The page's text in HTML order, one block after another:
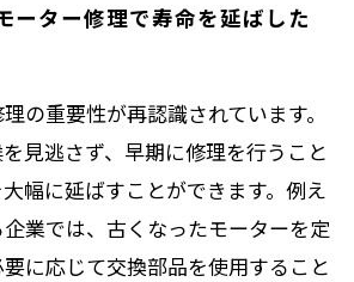
ーター修理で寿命を延ばした
の重要性が再認識されています。
見逃さず、早期に修理を行うこと
幅に延ばすことができます。例え
業では、古くなったモーターを定
に応じて交換部品を使用すること